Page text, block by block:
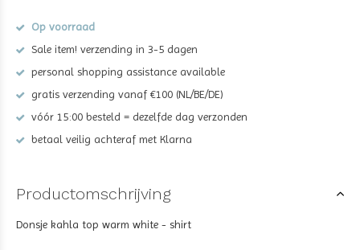
Op voorraad
Sale item! verzending in 3-5 dagen
personal shopping assistance available
gratis verzending vanaf €100 (NL/BE/DE)
vóór 15:00 besteld = dezelfde dag verzonden
betaal veilig achteraf met Klarna
Productomschrijving
Donsje kahla top warm white - shirt